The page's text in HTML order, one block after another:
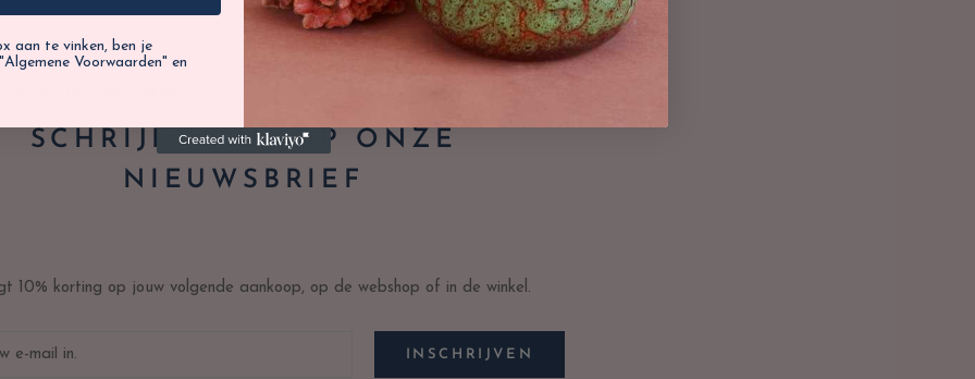
SCHRIJF JE IN OP ONZE
NIEUWSBRIEF
10% korting op jouw volgende aankoop, op de webshop of in de winkel.
INSCHRIJVEN
aan te vinken, ben je
Voorwaarden" en